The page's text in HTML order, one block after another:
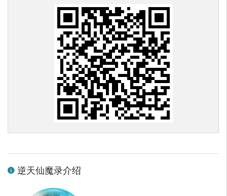
逆天仙魔录介绍